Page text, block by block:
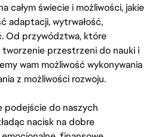
całym świecie i możliwości, jakie
adaptacji, wytrwałość,
Od przywództwa, które
przestrzeni do nauki i
wam możliwość wykonywania
z możliwości rozwoju.
podejście do naszych
nacisk na dobre